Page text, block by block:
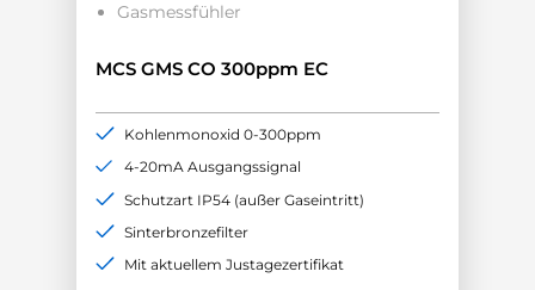
Gasmessfühler
MCS GMS CO 300ppm EC
Kohlenmonoxid 0-300ppm
4-20mA Ausgangssignal
Schutzart IP54 (außer Gaseintritt)
Sinterbronzefilter
Mit aktuellem Justagezertifikat